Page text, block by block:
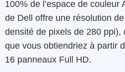
100% de l’espace de couleur
de Dell offre une résolution
densité de pixels de 280 ppi),
que vous obtiendriez à partir
16 panneaux Full HD.